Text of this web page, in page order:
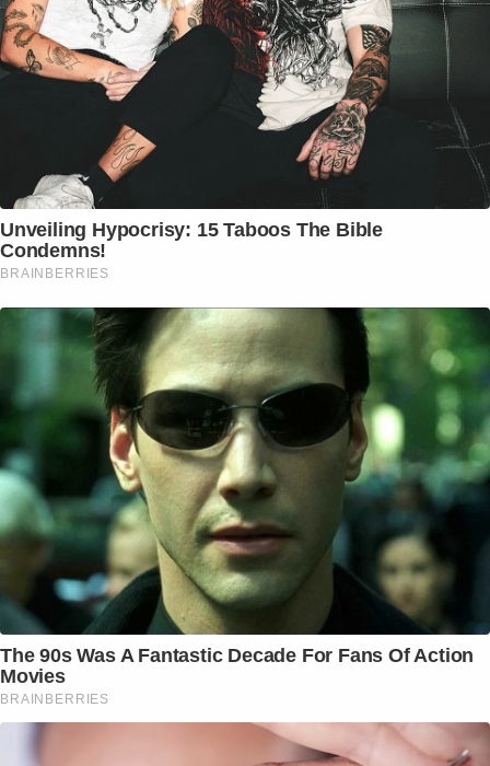
Unveiling Hypocrisy: 15 Taboos The Bible
Condemns!
BRAINBERRIES
The 90s Was A Fantastic Decade For Fans Of Action
Movies
BRAINBERRIES